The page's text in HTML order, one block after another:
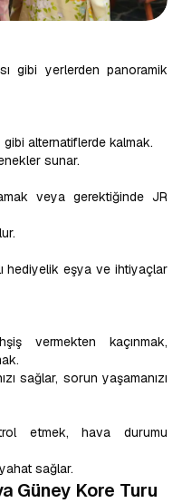
gibi yerlerden panoramik
alternatiflerde kalmak.
sunar.
veya gerektiğinde JR
hediyelik eşya ve ihtiyaçlar
vermekten kaçınmak,
sağlar, sorun yaşamanızı
etmek, hava durumu
sağlar.
Güney Kore Turu